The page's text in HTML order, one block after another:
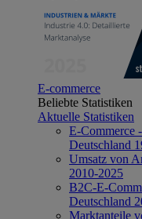
E-commerce
Beliebte Statistiken
Aktuelle Statistiken
E-Commerce
Deutschland
Umsatz von
2010-2025
B2C-E-
Deutschland
Marktanteile